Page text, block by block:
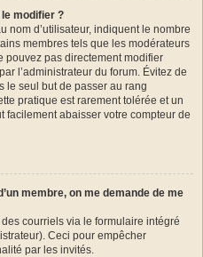
le modifier ?
nom d’utilisateur, indiquent le nombre
membres tels que les modérateurs
pouvez pas directement modifier
l’administrateur du forum. Évitez de
le seul but de passer au rang
pratique est rarement tolérée et un
facilement abaisser votre compteur de
membre, on me demande de me
courriels via le formulaire intégré
Ceci pour empêcher
par les invités.